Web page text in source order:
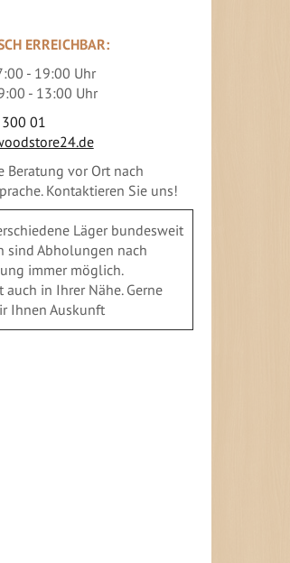
ERREICHBAR:
- 19:00 Uhr
- 13:00 Uhr
01
Beratung vor Ort nach
Kontaktieren Sie uns!
Läger bundesweit
sind Abholungen nach
immer möglich.
auch in Ihrer Nähe. Gerne
Ihnen Auskunft